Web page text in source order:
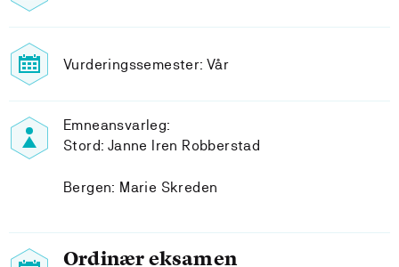
Vurderingssemester: Vår
Emneansvarleg:
Stord: Janne Iren Robberstad
Bergen: Marie Skreden
Ordinær eksamen